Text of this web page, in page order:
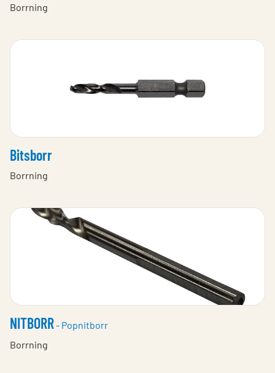
Borrning
Bitsborr
Borrning
NITBORR- Popnitborr
Borrning